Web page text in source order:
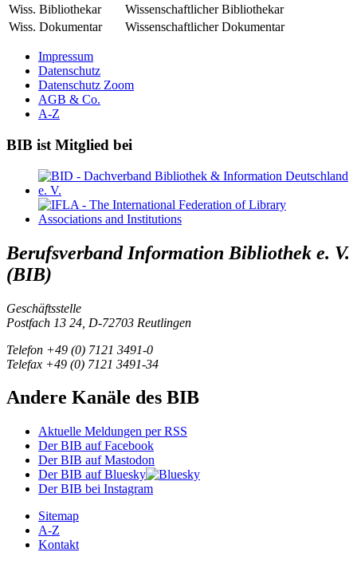
Wiss. Bibliothekar
Wissenschaftlicher Bibliothekar
Wiss. Dokumentar
Wissenschaftlicher Dokumentar
Impressum
Datenschutz
Datenschutz Zoom
AGB & Co.
A-Z
BIB ist Mitglied bei
Berufsverband Information Bibliothek e. V.
(BIB)
Geschäftsstelle
Postfach 13 24, D-72703 Reutlingen
Telefon +49 (0) 7121 3491-0
Telefax +49 (0) 7121 3491-34
Andere Kanäle des BIB
Aktuelle Meldungen per RSS
Der BIB auf Facebook
Der BIB auf Mastodon
Der BIB auf Bluesky
Der BIB bei Instagram
Sitemap
A-Z
Kontakt